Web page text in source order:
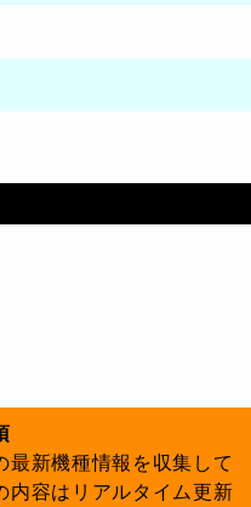
最新機種情報を収集して
内容はリアルタイム更新